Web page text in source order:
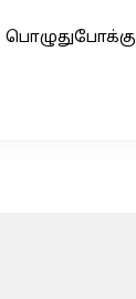
பொழுதுபோக்கு